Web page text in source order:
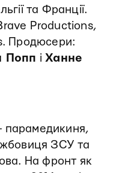
та Франції.
Productions,
Продюсери:
Попп іХанне
парамедикиня,
ЗСУ та
На фронт як